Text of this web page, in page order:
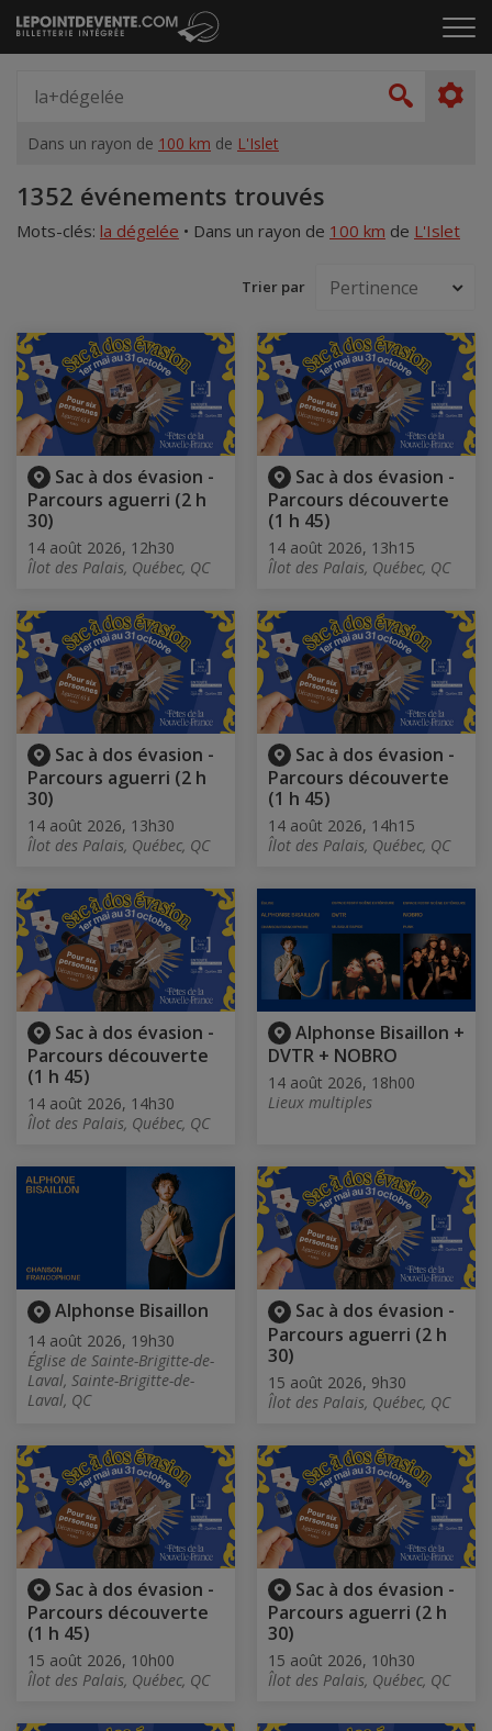
Passer
au
le
artiste,
Dans un rayon de 100 km de L'Islet
Accueil
1352 événements trouvés
Mots-clés: la dégelée • Dans un rayon de 100 km de L'Islet
Trier par
Sac à dos évasion -
Parcours aguerri (2 h
30)
14 août 2026, 12h30
Îlot des Palais, Québec, QC
Sac à dos évasion -
Parcours découverte
(1 h 45)
14 août 2026, 13h15
Îlot des Palais, Québec, QC
Sac à dos évasion -
Parcours aguerri (2 h
30)
14 août 2026, 13h30
Îlot des Palais, Québec, QC
Sac à dos évasion -
Parcours découverte
(1 h 45)
14 août 2026, 14h15
Îlot des Palais, Québec, QC
Sac à dos évasion -
Parcours découverte
(1 h 45)
14 août 2026, 14h30
Îlot des Palais, Québec, QC
Alphonse Bisaillon +
DVTR + NOBRO
14 août 2026, 18h00
Lieux multiples
Alphonse Bisaillon
14 août 2026, 19h30
Église de Sainte-Brigitte-de-
Laval, Sainte-Brigitte-de-
Laval, QC
Sac à dos évasion -
Parcours aguerri (2 h
30)
15 août 2026, 9h30
Îlot des Palais, Québec, QC
Sac à dos évasion -
Parcours découverte
(1 h 45)
15 août 2026, 10h00
Îlot des Palais, Québec, QC
Sac à dos évasion -
Parcours aguerri (2 h
30)
15 août 2026, 10h30
Îlot des Palais, Québec, QC